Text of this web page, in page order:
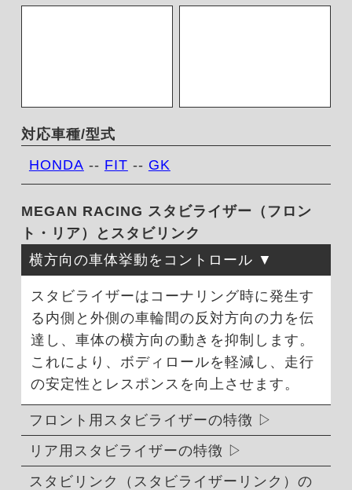
対応車種/型式
HONDA -- FIT -- GK
MEGAN RACING スタビライザー（フロン
ト・リア）とスタビリンク
横方向の車体挙動をコントロール
スタビライザーはコーナリング時に発生す
る内側と外側の車輪間の反対方向の力を伝
達し、車体の横方向の動きを抑制します。
これにより、ボディロールを軽減し、走行
の安定性とレスポンスを向上させます。
フロント用スタビライザーの特徴
リア用スタビライザーの特徴
スタビリンク（スタビライザーリンク）の